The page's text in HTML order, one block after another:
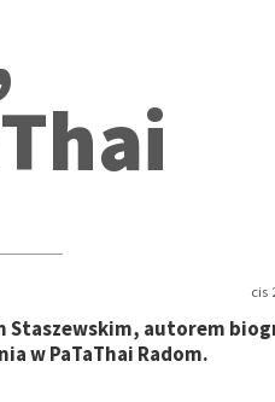
cis
Staszewskim, autorem
w PaTaThai Radom.